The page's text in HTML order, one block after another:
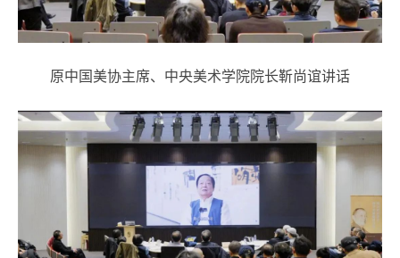
原中国美协主席、中央美术学院院长靳尚谊讲话